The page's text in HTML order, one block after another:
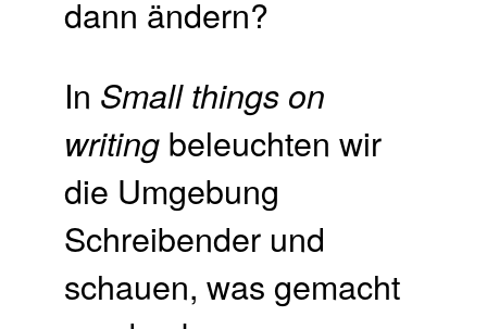
dann ändern?
In Small things on
writing beleuchten wir
die Umgebung
Schreibender und
schauen, was gemacht